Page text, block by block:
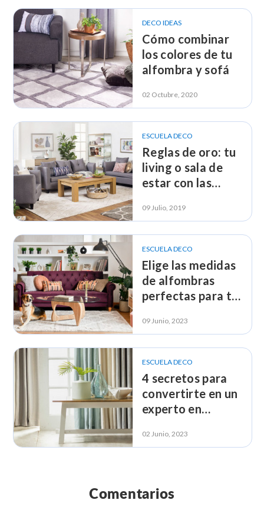
DECO IDEAS
Cómo combinar
los colores de tu
alfombra y sofá
02 Octubre, 2020
ESCUELA DECO
Reglas de oro: tu
living o sala de
estar con las
correctas
09 Julio, 2019
ESCUELA DECO
Elige las medidas
de alfombras
perfectas para tu
09 Junio, 2023
ESCUELA DECO
4 secretos para
convertirte en un
experto en
cortinas
02 Junio, 2023
Comentarios